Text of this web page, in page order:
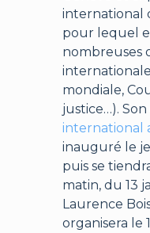
international
pour lequel
nombreuses
mondiale,
justice…). Son
international
inauguré le
puis se
matin, du 13
Laurence
organisera le